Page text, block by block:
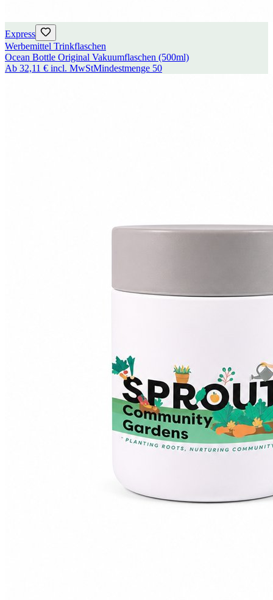
Express
Werbemittel Trinkflaschen
Ocean Bottle Original Vakuumflaschen (500ml)
Ab 32,11 € incl. MwStMindestmenge 50